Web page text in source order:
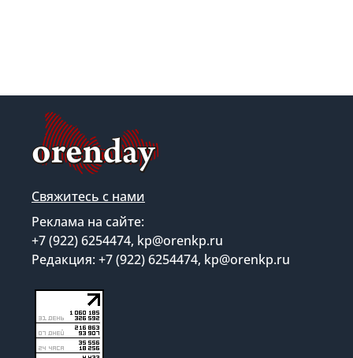
Свяжитесь с нами
Реклама на сайте:
+7 (922) 6254474, kp@orenkp.ru
Редакция: +7 (922) 6254474, kp@orenkp.ru